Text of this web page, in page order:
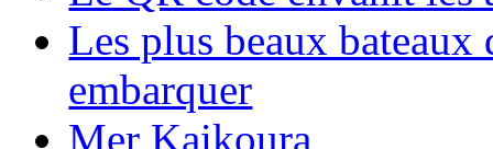
Les plus beaux bateaux
embarquer
Mer Kaikoura